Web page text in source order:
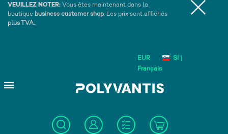
VEUILLEZ NOTER: Vous êtes maintenant dans la
boutique business customer shop. Les prix sont affichés
plus TVA..
EUR
SI |
Français